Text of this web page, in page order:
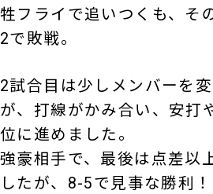
牲フライで追いつくも、そ
2で敗戦。
2試合目は少しメンバーを
が、打線がかみ合い、安打
位に進めました。
強豪相手で、最後は点差以
したが、8-5で見事な勝利！